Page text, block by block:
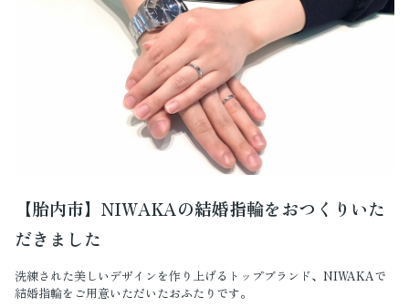
【胎内市】NIWAKAの結婚指輪をおつくりいた
だきました
洗練された美しいデザインを作り上げるトップブランド、NIWAKAで
結婚指輪をご用意いただいたおふたりです。